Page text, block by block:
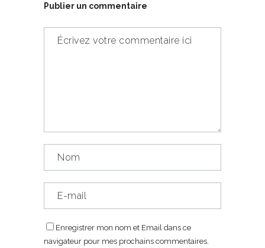
Publier un commentaire
Enregistrer mon nom et Email dans ce
navigateur pour mes prochains commentaires.